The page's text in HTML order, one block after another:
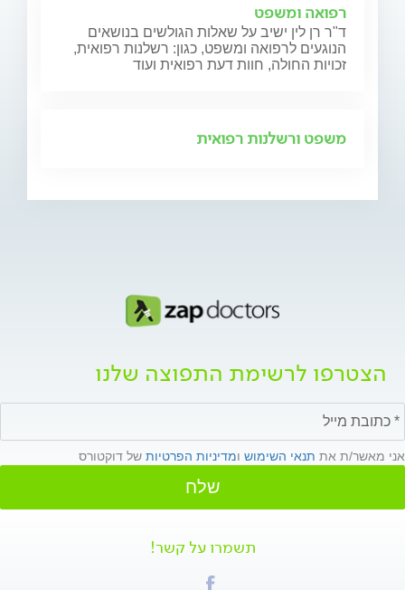
רפואה ומשפט
ד"ר רן לין ישיב על שאלות הגולשים בנושאים
הנוגעים לרפואה ומשפט, כגון: רשלנות רפואית,
זכויות החולה, חוות דעת רפואית ועוד
משפט ורשלנות רפואית
הצטרפו לרשימת התפוצה שלנו
אני מאשר/ת את תנאי השימוש ומדיניות הפרטיות של דוקטורס
שלח
תשמרו על קשר!